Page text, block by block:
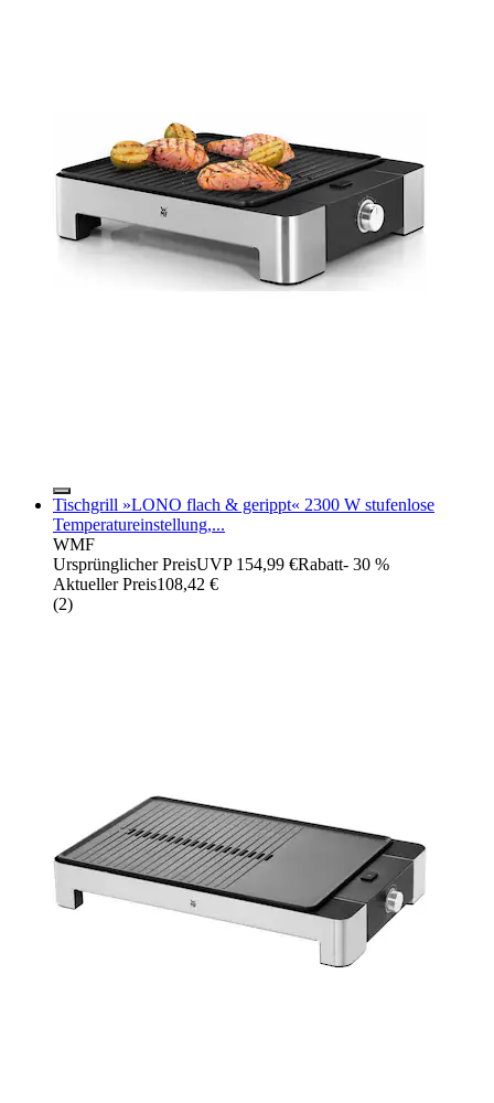
Tischgrill »LONO flach & gerippt« 2300 W stufenlose
Temperatureinstellung,...
WMF
Ursprünglicher PreisUVP 154,99 €Rabatt- 30 %
Aktueller Preis108,42 €
(2)